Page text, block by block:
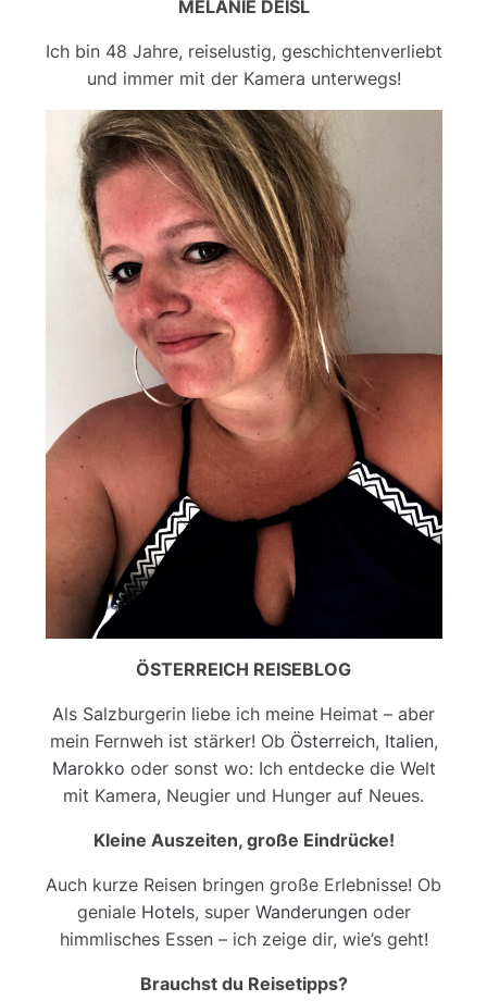
MELANIE DEISL
Ich bin 48 Jahre, reiselustig, geschichtenverliebt
und immer mit der Kamera unterwegs!
ÖSTERREICH REISEBLOG
Als Salzburgerin liebe ich meine Heimat – aber
mein Fernweh ist stärker! Ob Österreich, Italien,
Marokko oder sonst wo: Ich entdecke die Welt
mit Kamera, Neugier und Hunger auf Neues.
Kleine Auszeiten, große Eindrücke!
Auch kurze Reisen bringen große Erlebnisse! Ob
geniale Hotels, super Wanderungenoder
himmlisches Essen – ich zeige dir, wie’s geht!
Brauchst du Reisetipps?